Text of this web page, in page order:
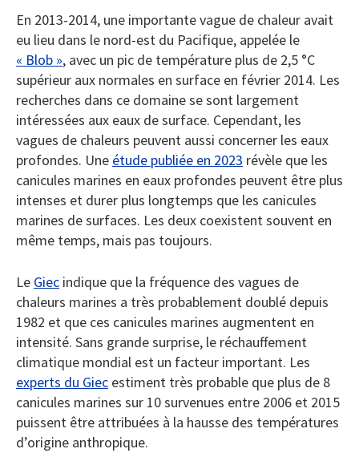
En 2013-2014, une importante vague de chaleur avait
eu lieu dans le nord-est du Pacifique, appelée le
« Blob », avec un pic de température plus de 2,5 °C
supérieur aux normales en surface en février 2014. Les
recherches dans ce domaine se sont largement
intéressées aux eaux de surface. Cependant, les
vagues de chaleurs peuvent aussi concerner les eaux
profondes. Une étude publiée en 2023 révèle que les
canicules marines en eaux profondes peuvent être plus
intenses et durer plus longtemps que les canicules
marines de surfaces. Les deux coexistent souvent en
même temps, mais pas toujours.
Le Giec indique que la fréquence des vagues de
chaleurs marines a très probablement doublé depuis
1982 et que ces canicules marines augmentent en
intensité. Sans grande surprise, le réchauffement
climatique mondial est un facteur important. Les
experts du Giec estiment très probable que plus de 8
canicules marines sur 10 survenues entre 2006 et 2015
puissent être attribuées à la hausse des températures
d’origine anthropique.